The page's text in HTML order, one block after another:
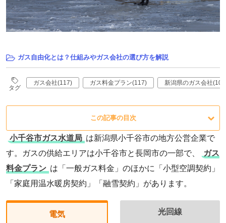
ガス自由化とは？仕組みやガス会社の選び方を解説
タグ
ガス会社(117) ガス料金プラン(117) 新潟県のガス会社(10)
この記事の目次
小千谷市ガス水道局 は新潟県小千谷市の地方公営企業で
す。ガスの供給エリアは小千谷市と長岡市の一部で、
ガス
料金プラン は「一般ガス料金」のほかに「小型空調契約」
「家庭用温水暖房契約」「融雪契約」があります。
電気 光回線